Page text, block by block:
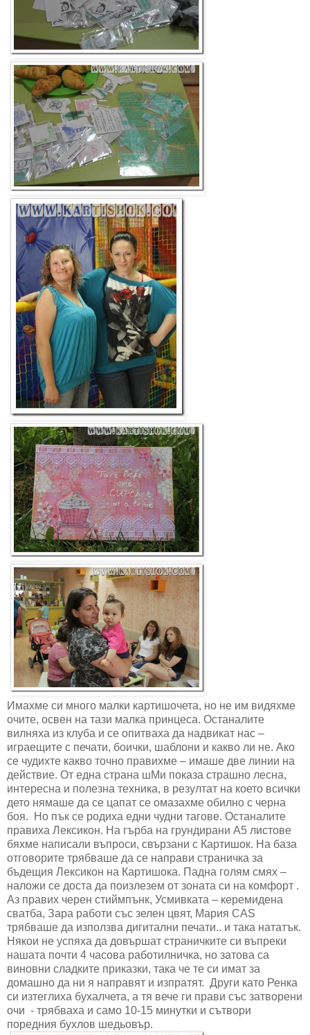
Имахме си много малки картишочета, но не им видяхме
очите, освен на тази малка принцеса. Останалите
вилняха из клуба и се опитваха да надвикат нас –
играещите с печати, боички, шаблони и какво ли не. Ако
се чудихте какво точно правихме – имаше две линии на
действие. От една страна шМи показа страшно лесна,
интересна и полезна техника, в резултат на което всички
дето нямаше да се цапат се омазахме обилно с черна
боя. Но пък се родиха едни чудни тагове. Останалите
правиха Лексикон. На гърба на грундирани А5 листове
бяхме написали въпроси, свързани с Картишок. На база
отговорите трябваше да се направи страничка за
бъдещия Лексикон на Картишока. Падна голям смях –
наложи се доста да поизлезем от зоната си на комфорт .
Аз правих черен стиймпънк, Усмивката – керемидена
сватба, Зара работи със зелен цвят, Мария CAS
трябваше да използва дигитални печати.. и така нататък.
Някои не успяха да довършат страничките си въпреки
нашата почти 4 часова работилничка, но затова са
виновни сладките приказки, така че те си имат за
домашно да ни я направят и изпратят. Други като Ренка
си изтеглиха бухалчета, а тя вече ги прави със затворени
очи - трябваха и само 10-15 минутки и сътвори
поредния бухлов шедьовър.